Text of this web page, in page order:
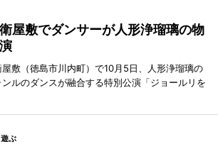
屋敷でダンサーが人形浄瑠璃の物
敷（徳島市川内町）で10月5日、人形浄瑠璃の
ルのダンスが融合する特別公演「ジョールリを
ぶ